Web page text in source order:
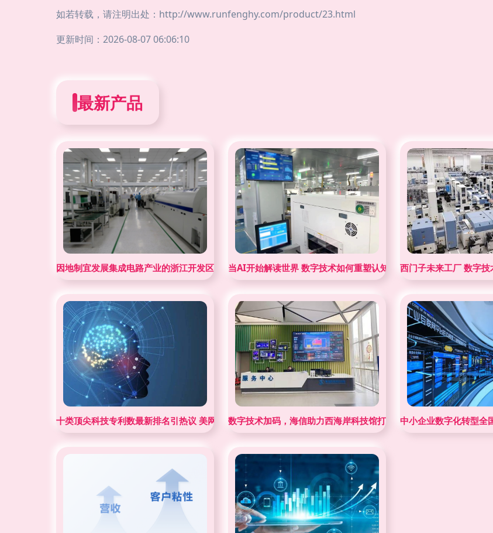
如若转载，请注明出处：http://www.runfenghy.com/product/23.html
更新时间：2026-08-07 06:06:10
最新产品
因地制宜发展集成电路产业的浙江开发区实践当AI开始解读世界 数字技术如何重塑认知服务的边界西门子未来工厂 数字
十类顶尖科技专利数最新排名引热议 美网友惊叹“中国永远都有一大优势”——数字技术服务
数字技术加码，海信助力西海岸科技馆打造智慧科技馆标杆
中小企业数字化转型全